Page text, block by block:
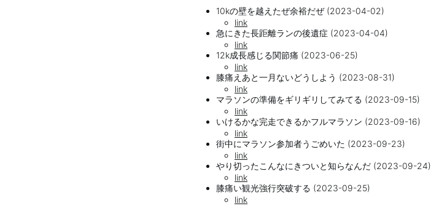
10kの壁を越えたぜ余裕だぜ (2023-04-02)
link
急にきた長距離ランの後遺症 (2023-04-04)
link
12k成長感じる関節痛 (2023-06-25)
link
膝痛えあと一月ないどうしよう (2023-08-31)
link
マラソンの準備をギリギリしてみてる (2023-09-15)
link
いけるかな完走できるかフルマラソン (2023-09-16)
link
街中にマラソン参加者うごめいた (2023-09-23)
link
やり切ったこんなにきついと知らなんだ (2023-09-24)
link
膝痛い観光強行突破する (2023-09-25)
link